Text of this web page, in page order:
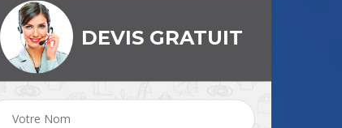
Taille de haie 41
DEVIS GRATUIT